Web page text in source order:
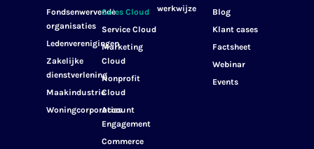
Fondsenwervende
organisaties
Ledenverenigingen
Zakelijke
dienstverlening
Maakindustrie
Woningcorporaties
Sales Cloud
Service Cloud
Marketing
Cloud
Nonprofit
Cloud
Account
Engagement
Commerce
werkwijze
Blog
Klant cases
Factsheet
Webinar
Events